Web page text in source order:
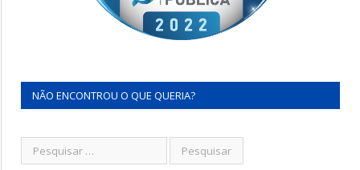
NÃO ENCONTROU O QUE QUERIA?